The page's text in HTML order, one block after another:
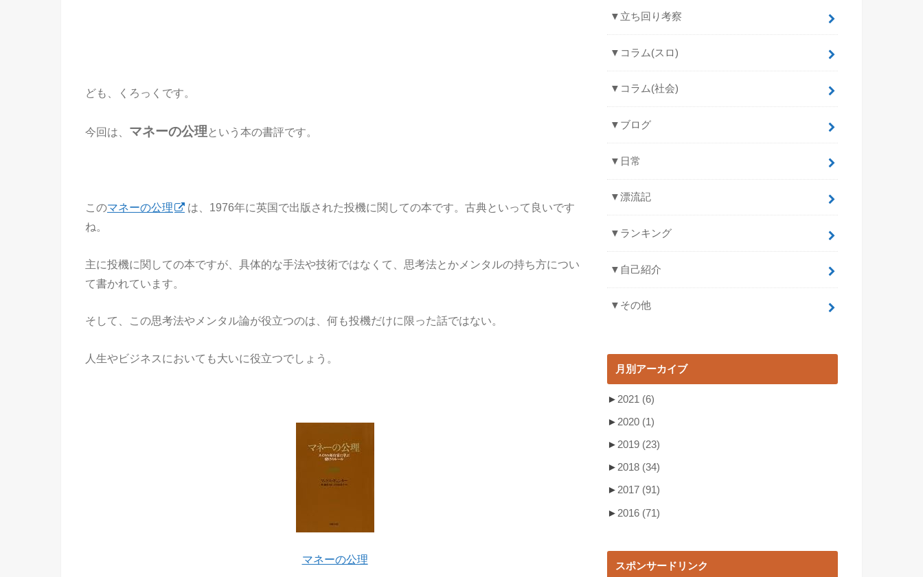
ども、くろっくです。
今回は、 マネーの公理 という本の書評です。
このマネーの公理
は、1976年に英国で出版された投機に関しての本です。古典といって良いです
ね。
主に投機に関しての本ですが、具体的な手法や技術ではなくて、思考法とかメンタルの持ち方につい
て書かれています。
そして、この思考法やメンタル論が役立つのは、何も投機だけに限った話ではない。
人生やビジネスにおいても大いに役立つでしょう。
マネーの公理
▼立ち回り考察
▼コラム(スロ)
▼コラム(社会)
▼ブログ
▼日常
▼漂流記
▼ランキング
▼自己紹介
▼その他
月別アーカイブ
► 2021 (6)
► 2020 (1)
► 2019 (23)
►2018 (34)
►2017 (91)
► 2016 (71)
スポンサードリンク